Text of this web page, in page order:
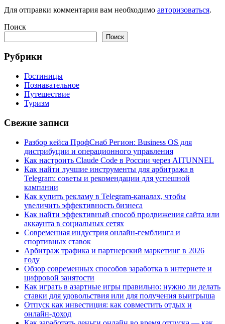
Для отправки комментария вам необходимо авторизоваться.
Поиск
Поиск
Рубрики
Гостиницы
Познавательное
Путешествие
Туризм
Свежие записи
Разбор кейса ПрофСнаб Регион: Business OS для
дистрибуции и операционного управления
Как настроить Claude Code в России через AITUNNEL
Как найти лучшие инструменты для арбитража в
Telegram: советы и рекомендации для успешной
кампании
Как купить рекламу в Telegram-каналах, чтобы
увеличить эффективность бизнеса
Как найти эффективный способ продвижения сайта или
аккаунта в социальных сетях
Современная индустрия онлайн-гемблинга и
спортивных ставок
Арбитраж трафика и партнерский маркетинг в 2026
году
Обзор современных способов заработка в интернете и
цифровой занятости
Как играть в азартные игры правильно: нужно ли делать
ставки для удовольствия или для получения выигрыша
Отпуск как инвестиция: как совместить отдых и
онлайн-доход